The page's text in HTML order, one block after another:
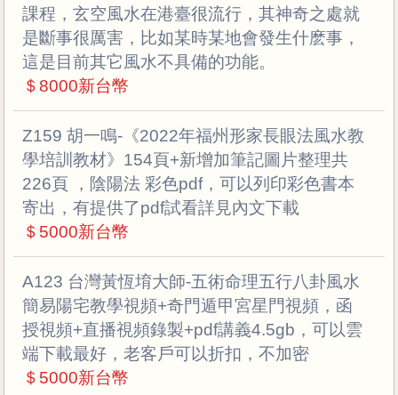
課程，玄空風水在港臺很流行，其神奇之處就
是斷事很厲害，比如某時某地會發生什麽事，
這是目前其它風水不具備的功能。
＄8000新台幣
Z159 胡一鳴-《2022年福州形家長眼法風水教
學培訓教材》154頁+新增加筆記圖片整理共
226頁 ，陰陽法 彩色pdf，可以列印彩色書本
寄出，有提供了pdf試看詳見內文下載
＄5000新台幣
A123 台灣黃恆堉大師-五術命理五行八卦風水
簡易陽宅教學視頻+奇門遁甲宮星門視頻，函
授視頻+直播視頻錄製+pdf講義4.5gb，可以雲
端下載最好，老客戶可以折扣，不加密
＄5000新台幣